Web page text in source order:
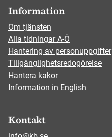
Information
Om tjänsten
Alla tidningar A-Ö
Hantering av personuppgifter
Tillgänglighetsredogörelse
Hantera kakor
Information in English
Kontakt